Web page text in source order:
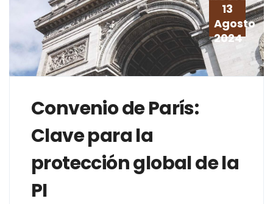
13
Agosto
2024
Convenio de París:
Clave para la
protección global de la
PI